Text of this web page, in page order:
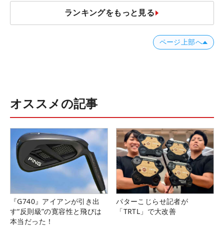
ランキングをもっと見る
ページ上部へ
オススメの記事
『G740』アイアンが引き出
す“反則級”の寛容性と飛びは
本当だった！
パターこじらせ記者が
「TRTL」で大改善